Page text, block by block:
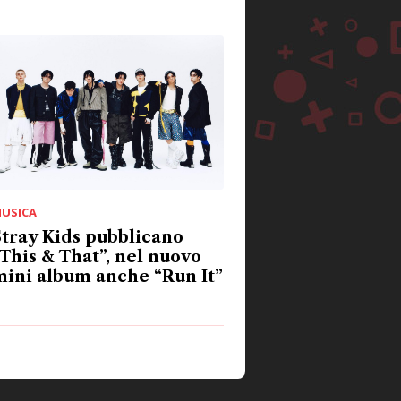
Kids pubblicano
& That”, nel nuovo
album anche “Run It”